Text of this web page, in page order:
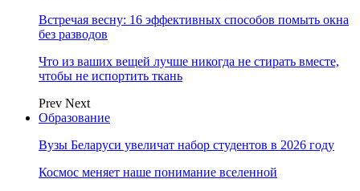
Встречая весну: 16 эффективных способов помыть окна
без разводов
Что из ваших вещей лучше никогда не стирать вместе,
чтобы не испортить ткань
Prev Next
Образование
Вузы Беларуси увеличат набор студентов в 2026 году
Космос меняет наше понимание вселенной